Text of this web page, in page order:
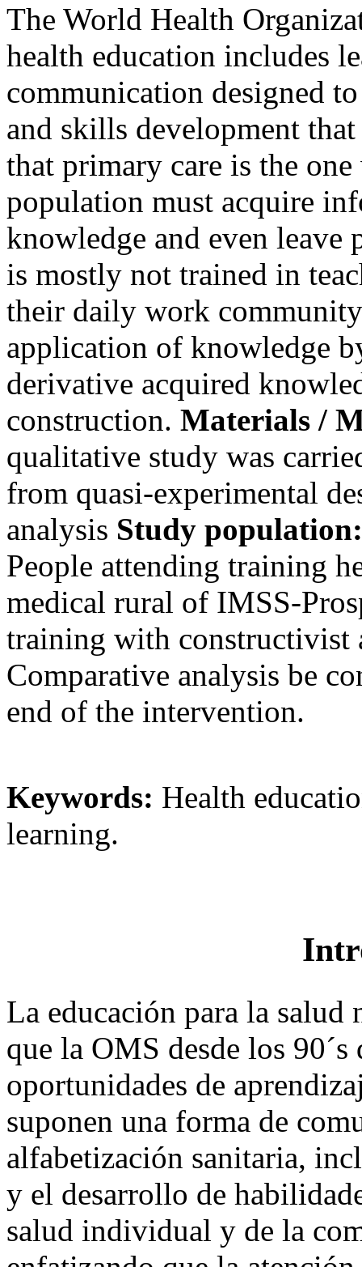
The World Health
health education includes
communication designed
and skills development
that primary care is the
population must acquire
knowledge and even leave
is mostly not trained in
their daily work
application of knowledge
derivative acquired
construction. Materials /
qualitative study was
from quasi-experimental
analysis Study population:
People attending training
medical rural of IMSS-
training with constructivist
Comparative analysis be
end of the intervention.
Keywords: Health
learning.
La educación para la salud
que la OMS desde los
oportunidades de
suponen una forma de
alfabetización sanitaria,
y el desarrollo de
salud individual y de la